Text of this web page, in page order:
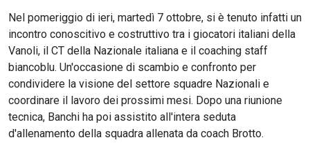
Nel pomeriggio di ieri, martedì 7 ottobre, si è tenuto infatti un
incontro conoscitivo e costruttivo tra i giocatori italiani della
Vanoli, il CT della Nazionale italiana e il coaching staff
biancoblu. Un'occasione di scambio e confronto per
condividere la visione del settore squadre Nazionali e
coordinare il lavoro dei prossimi mesi. Dopo una riunione
tecnica, Banchi ha poi assistito all'intera seduta
d'allenamento della squadra allenata da coach Brotto.